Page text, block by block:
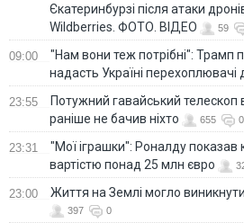
Єкатеринбурзі після атаки
Wildberries. ФОТО. ВІДЕО
59
09:00
"Нам вони теж потрібні": Трамп
надасть Україні перехоплювачі
23:55
Потужний гавайський телескоп
раніше не бачив ніхто
655 0
23:31
"Мої іграшки": Роналду показав
вартістю понад 25 млн євро
23:00 Життя на Землі могло
397 0